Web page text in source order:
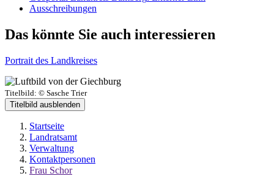
Ausschreibungen
Das könnte Sie auch interessieren
Portrait des Landkreises
Titelbild: © Sasche Trier
Titelbild ausblenden
Startseite
Landratsamt
Verwaltung
Kontaktpersonen
Frau Schor